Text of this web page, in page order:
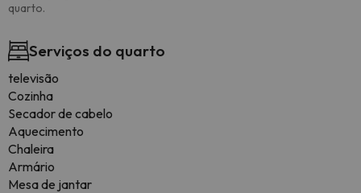
quarto.
Serviços do quarto
televisão
Cozinha
Secador de cabelo
Aquecimento
Chaleira
Armário
Mesa de jantar